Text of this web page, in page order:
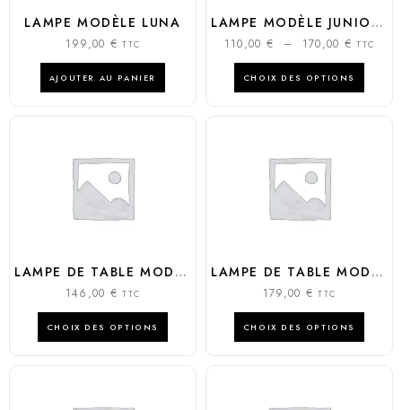
LAMPE MODÈLE LUNA
199,00 € TTC
AJOUTER AU PANIER
LAMPE MODÈLE JUNIOR / CHARLIE
110,00 € – 170,00 € TTC
CHOIX DES OPTIONS
LAMPE DE TABLE MODÈLE CUBO 25 LED
146,00 € TTC
CHOIX DES OPTIONS
LAMPE DE TABLE MODÈLE CORDIALINA
179,00 € TTC
CHOIX DES OPTIONS